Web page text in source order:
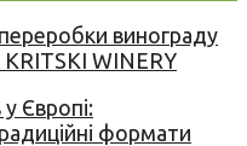
винограду
KRITSKI WINERY
Європі:
формати